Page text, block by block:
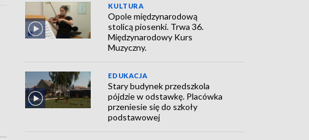
KULTURA
Opole międzynarodową
stolicą piosenki. Trwa 36.
Międzynarodowy Kurs
Muzyczny.
EDUKACJA
Stary budynek przedszkola
pójdzie w odstawkę. Placówka
przeniesie się do szkoły
podstawowej